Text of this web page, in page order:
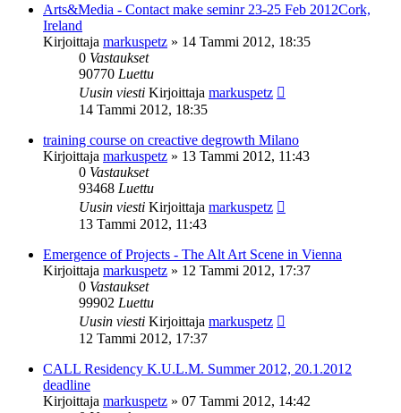
Arts&Media - Contact make seminr 23-25 Feb 2012Cork,
Ireland
Kirjoittaja markuspetz » 14 Tammi 2012, 18:35
0 Vastaukset
90770 Luettu
Uusin viesti Kirjoittaja markuspetz
14 Tammi 2012, 18:35
training course on creactive degrowth Milano
Kirjoittaja markuspetz » 13 Tammi 2012, 11:43
0 Vastaukset
93468 Luettu
Uusin viesti Kirjoittaja markuspetz
13 Tammi 2012, 11:43
Emergence of Projects - The Alt Art Scene in Vienna
Kirjoittaja markuspetz » 12 Tammi 2012, 17:37
0 Vastaukset
99902 Luettu
Uusin viesti Kirjoittaja markuspetz
12 Tammi 2012, 17:37
CALL Residency K.U.L.M. Summer 2012, 20.1.2012
deadline
Kirjoittaja markuspetz » 07 Tammi 2012, 14:42